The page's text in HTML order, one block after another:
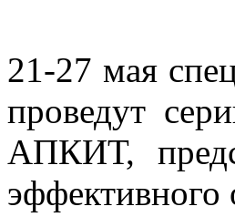
21-27 мая
проведут
АПКИТ,
эффективного